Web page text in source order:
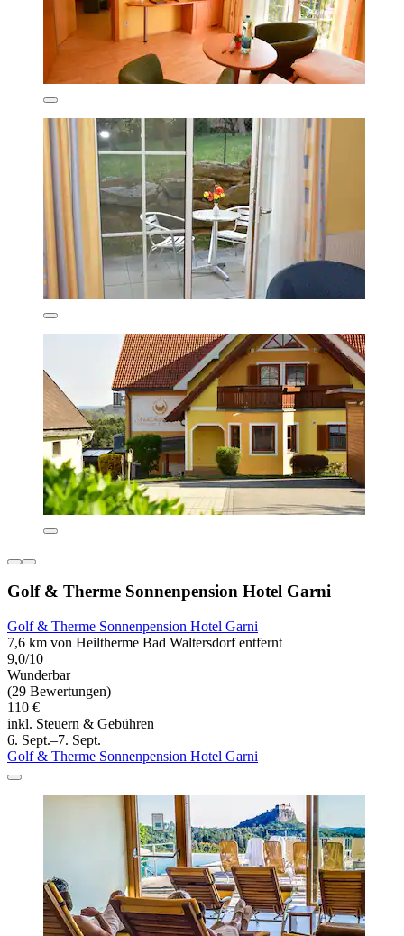
Golf & Therme Sonnenpension Hotel Garni
Golf & Therme Sonnenpension Hotel Garni
7,6 km von Heiltherme Bad Waltersdorf entfernt
9,0/10
Wunderbar
(29 Bewertungen)
110 €
inkl. Steuern & Gebühren
6. Sept.–7. Sept.
Golf & Therme Sonnenpension Hotel Garni